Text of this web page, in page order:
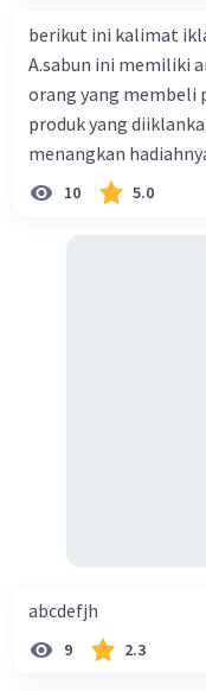
berikut ini kalimat
A.sabun ini memiliki
orang yang membeli
produk yang
menangkan
10 5.0
abcdefjh
9 2.3